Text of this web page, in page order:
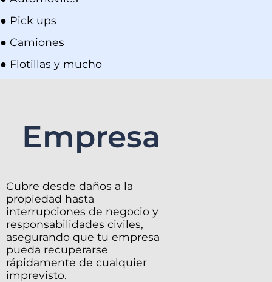
● Pick ups
● Camiones
● Flotillas y mucho
Empresa
Cubre desde daños a la
propiedad hasta
interrupciones de negocio y
responsabilidades civiles,
asegurando que tu empresa
pueda recuperarse
rápidamente de cualquier
imprevisto.